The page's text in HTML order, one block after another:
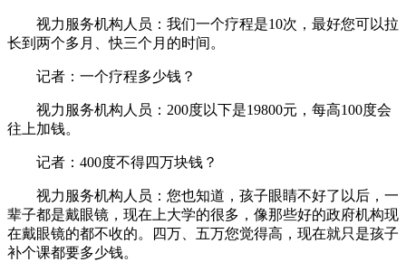
视力服务机构人员：我们一个疗程是10次，最好您可以拉
长到两个多月、快三个月的时间。
记者：一个疗程多少钱？
视力服务机构人员：200度以下是19800元，每高100度会
往上加钱。
记者：400度不得四万块钱？
视力服务机构人员：您也知道，孩子眼睛不好了以后，一
辈子都是戴眼镜，现在上大学的很多，像那些好的政府机构现
在戴眼镜的都不收的。四万、五万您觉得高，现在就只是孩子
补个课都要多少钱。